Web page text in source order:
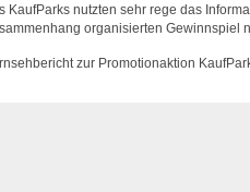
KaufParks nutzten sehr rege das
organisierten Gewinnspiel
zur Promotionaktion